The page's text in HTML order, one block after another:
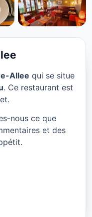
Allee qui se situe
. Ce restaurant est
nous ce que
et des